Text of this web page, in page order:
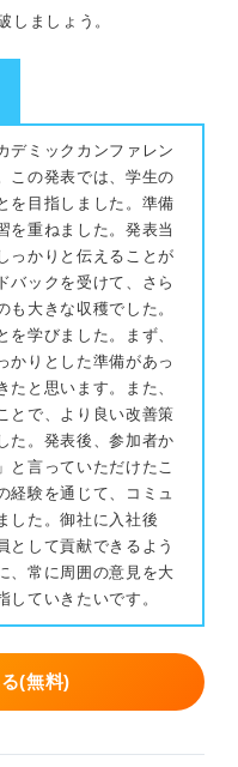
しましょう。
デミックカンファレン
この発表では、学生の
を目指しました。準備
を重ねました。発表当
っかりと伝えることが
バックを受けて、さら
大きな収穫でした。
を学びました。まず、
かりとした準備があっ
と思います。また、
とで、より良い改善策
た。発表後、参加者か
と言っていただけたこ
経験を通じて、コミュ
した。御社に入社後
として貢献できるよう
、常に周囲の意見を大
ていきたいです。
(無料)